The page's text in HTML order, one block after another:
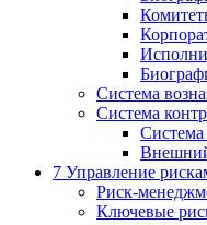
Система
Система
Система
7 Управление
Риск-
Ключевые